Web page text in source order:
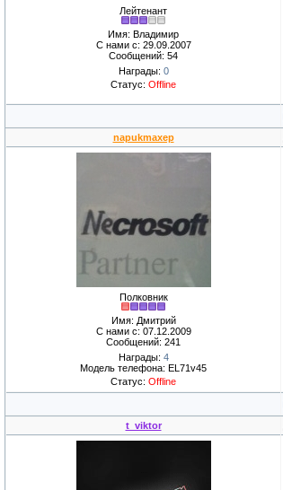
Лейтенант
Имя: Владимир
С нами с: 29.09.2007
Сообщений: 54
Награды: 0
Статус: Offline
napukmaxep
Полковник
Имя: Дмитрий
С нами с: 07.12.2009
Сообщений: 241
Награды: 4
Модель телефона: EL71v45
Статус: Offline
t_viktor